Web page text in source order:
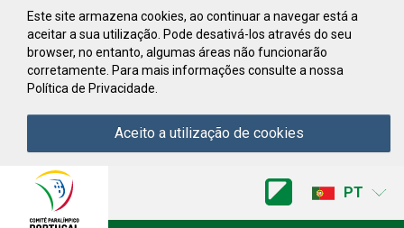
Saltar para conteúdo
Este site armazena cookies, ao continuar a navegar está a
aceitar a sua utilização. Pode desativá-los através do seu
browser, no entanto, algumas áreas não funcionarão
corretamente. Para mais informações consulte a nossa
Política de Privacidade.
Aceito a utilização de cookies
Comite
Paralimpico
PT